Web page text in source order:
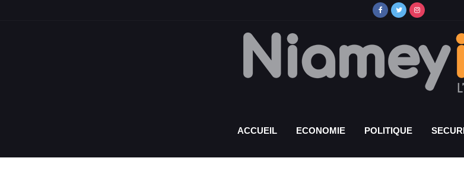
ACCUEIL ECONOMIE POLITIQUE